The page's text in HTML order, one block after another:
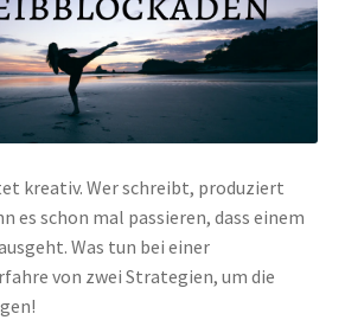
kreativ. Wer schreibt, produziert
es schon mal passieren, dass einem
Was tun bei einer
von zwei Strategien, um die